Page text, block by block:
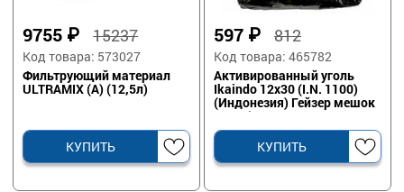
9755 ₽15237
Код товара: 573027
Фильтрующий материал
ULTRAMIX (А) (12,5л)
КУПИТЬ
597 ₽812
Код товара: 465782
Активированный уголь
Ikaindo 12x30 (I.N. 1100)
(Индонезия) Гейзер мешок
25 кг (ЗАКАЗНАЯ
ПОЗИЦИЯ)
КУПИТЬ